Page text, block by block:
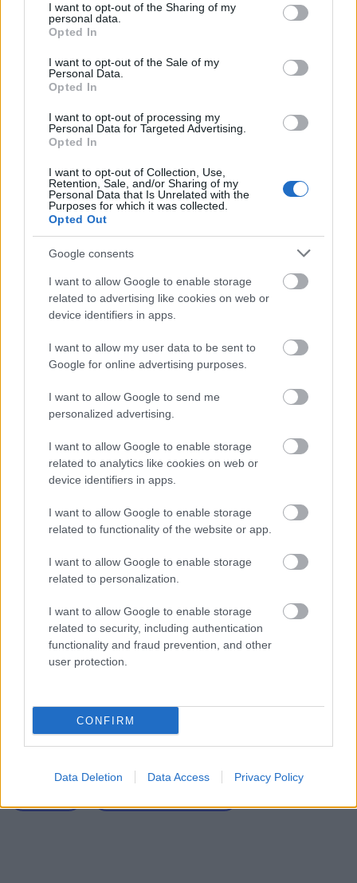
not limited to your visit or usage behaviour. You may click to
grant or deny consent to Google and its third-party tags to
use your data for below specified purposes in below Google
consent section.
I want to opt-out of the Sharing of my
personal data.
Opted In
I want to opt-out of the Sale of my
Personal Data.
Opted In
I want to opt-out of processing my
Personal Data for Targeted Advertising.
Opted In
I want to opt-out of Collection, Use,
Retention, Sale, and/or Sharing of my
Personal Data that Is Unrelated with the
Purposes for which it was collected.
Opted Out
Google consents
I want to allow Google to enable storage
related to advertising like cookies on web or
device identifiers in apps.
I want to allow my user data to be sent to
Google for online advertising purposes.
I want to allow Google to send me
personalized advertising.
I want to allow Google to enable storage
related to analytics like cookies on web or
device identifiers in apps.
I want to allow Google to enable storage
related to functionality of the website or app.
I want to allow Google to enable storage
related to personalization.
I want to allow Google to enable storage
related to security, including authentication
functionality and fraud prevention, and other
user protection.
CONFIRM
Data Deletion Data Access Privacy Policy
Μάθε πρώτος όλες τις σημαντικές
ειδήσεις.
αναζήτησης της Google
Δημοφιλείς Ειδήσεις
e-ΕΦΚΑ: Έως 846 ευρώ επιπλέον στη
σύνταξη – Ποιοι δικαιούνται τα
χρήματα
Πυροσβεστική Σχολή: Νέος
σε διαμονή, σίτιση και πρακτική
εκπαίδευση
ΔΥΠΑ: Ευκαιρία συνταξιοδότησης για
8.000 ανέργους άνω των 55 ετών –
Ξεκίνησαν οι αιτήσεις
ΥΠΕΣ: Προγραμματισμός προσλήψεων
2027 - Παρατείνεται το Β' Στάδιο